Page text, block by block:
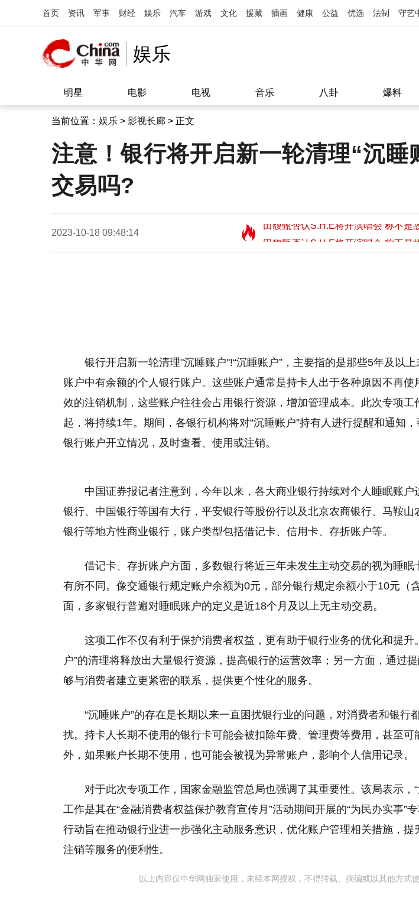
首页 资讯 军事 财经 娱乐 汽车 游戏 文化 援藏 插画 健康 公益 优选 法制 守艺
娱乐
明星 电影 电视 音乐 八卦 爆料
当前位置： 娱乐 > 影视长廊 > 正文
注意！银行将开启新一轮清理“沉
交易吗?
2023-10-18 09:48:14
田馥甄否认S.H.E将开演唱会 称不是
望11:08
田馥甄否认S.H.E将开演唱会 称不是
银行开启新一轮清理"沉睡账户"!“沉睡账户”，主要指的是那些5年及以
账户中有余额的个人银行账户。这些账户通常是持卡人出于各种原因不再使
效的注销机制，这些账户往往会占用银行资源，增加管理成本。此次专项工
起，将持续1年。期间，各银行机构将对“沉睡账户”持有人进行提醒和通知
银行账户开立情况，及时查看、使用或注销。
中国证券报记者注意到，今年以来，各大商业银行持续对个人睡眠账户
银行、中国银行等国有大行，平安银行等股份行以及北京农商银行、马鞍山
银行等地方性商业银行，账户类型包括借记卡、信用卡、存折账户等。
借记卡、存折账户方面，多数银行将近三年未发生主动交易的视为睡眠
有所不同。像交通银行规定账户余额为0元，部分银行规定余额小于10元（
面，多家银行普遍对睡眠账户的定义是近18个月及以上无主动交易。
这项工作不仅有利于保护消费者权益，更有助于银行业务的优化和提升
户”的清理将释放出大量银行资源，提高银行的运营效率；另一方面，通过
够与消费者建立更紧密的联系，提供更个性化的服务。
“沉睡账户”的存在是长期以来一直困扰银行业的问题，对消费者和银行
扰。持卡人长期不使用的银行卡可能会被扣除年费、管理费等费用，甚至可
外，如果账户长期不使用，也可能会被视为异常账户，影响个人信用记录。
对于此次专项工作，国家金融监管总局也强调了其重要性。该局表示，
工作是其在“金融消费者权益保护教育宣传月”活动期间开展的“为民办实事”
行动旨在推动银行业进一步强化主动服务意识，优化账户管理相关措施，提
注销等服务的便利性。
以上内容仅中华网独家使用，未经本网授权，不得转载、摘编或以其他方式使